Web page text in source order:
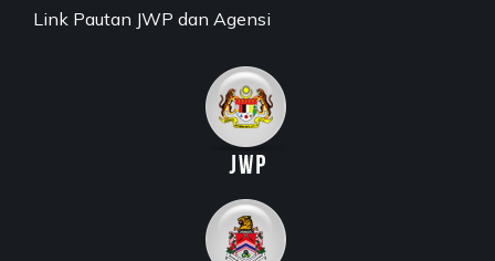
Link Pautan JWP dan Agensi